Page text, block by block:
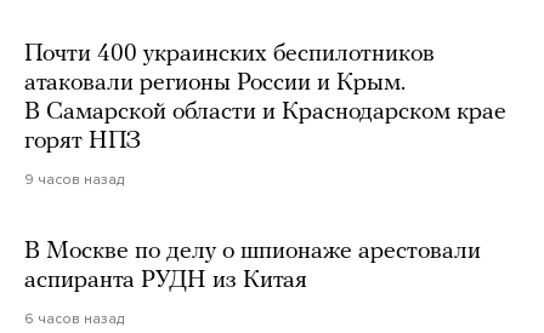
Почти 400 украинских беспилотников
атаковали регионы России и Крым.
В Самарской области и Краснодарском крае
горят НПЗ
9 часов назад
В Москве по делу о шпионаже арестовали
аспиранта РУДН из Китая
6 часов назад